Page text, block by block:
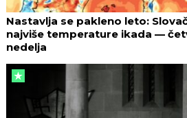
Nastavlja se pakleno leto:
najviše temperature ikada —
nedelja